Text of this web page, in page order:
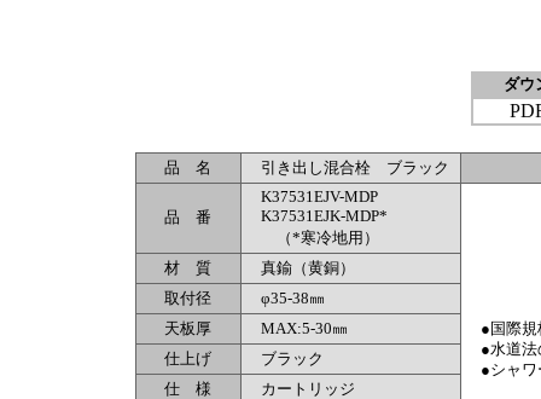
ダウ
品 名 引き出し混合栓 ブラック
品 番
K37531EJV-MDP
K37531EJK-MDP*
（*寒冷地用）
●国際規
●水道法
●シャワ
材 質
真鍮（黄銅）
取付径
φ35-38㎜
天板厚
MAX:5-30㎜
仕上げ
ブラック
仕 様
カートリッジ